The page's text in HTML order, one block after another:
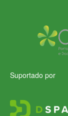
Suportado por